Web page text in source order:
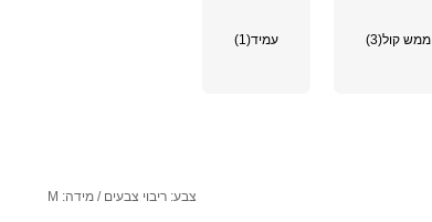
ממש קול(3) עמיד(1)
צבע: ריבוי צבעים / מידה: M